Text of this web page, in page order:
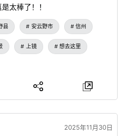
太棒了！！
县 安云野市 信州
上镜 想去这里
2025年11月30日